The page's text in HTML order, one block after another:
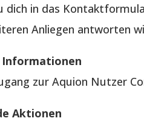
dich in das
Anliegen antworten
Informationen
zur Aquion Nutzer
Aktionen